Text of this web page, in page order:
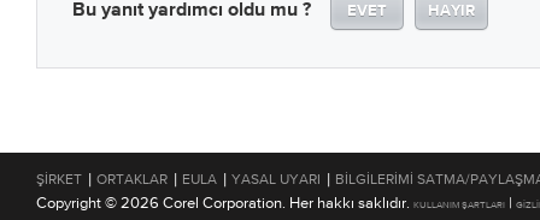
Bu yanıt yardımcı oldu mu ? EVET HAYIR
ŞIRKET | ORTAKLAR | EULA | YASAL UYARI | BILGILERIMI SATMA/
Copyright © 2026 Corel Corporation. Her hakkı saklıdır. KULLANIM ŞARTLARI |